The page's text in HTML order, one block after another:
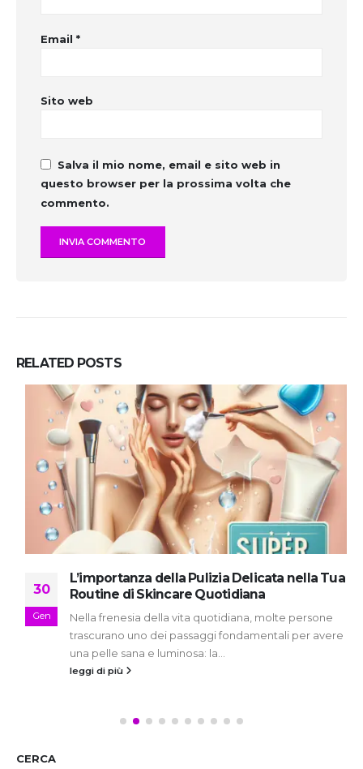
Email *
Sito web
Salva il mio nome, email e sito web in
questo browser per la prossima volta che
commento.
RELATED POSTS
30
Gen
L’importanza della Pulizia Delicata nella Tua
Routine di Skincare Quotidiana
Nella frenesia della vita quotidiana, molte persone
trascurano uno dei passaggi fondamentali per avere
una pelle sana e luminosa: la...
leggi di più
CERCA